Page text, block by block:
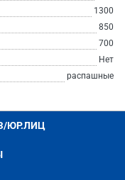
1300
850
700
Нет
распашные
ЮР.ЛИЦ